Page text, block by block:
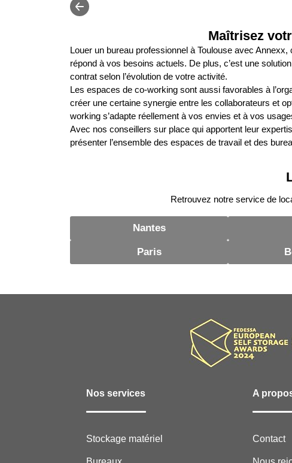
Maîtrisez
Louer un bureau professionnel à Toulouse avec
répond à vos besoins actuels. De plus, c’est une
contrat selon l’évolution de votre activité.
Les espaces de co-working sont aussi favorables à
créer une certaine synergie entre les collaborateurs et
working s’adapte réellement à vos envies et à vos
Avec nos conseillers sur place qui apportent leur
présenter l’ensemble des espaces de travail et des
Retrouvez notre service de
Nantes
Paris
Nos services
Stockage matériel
A
Contact